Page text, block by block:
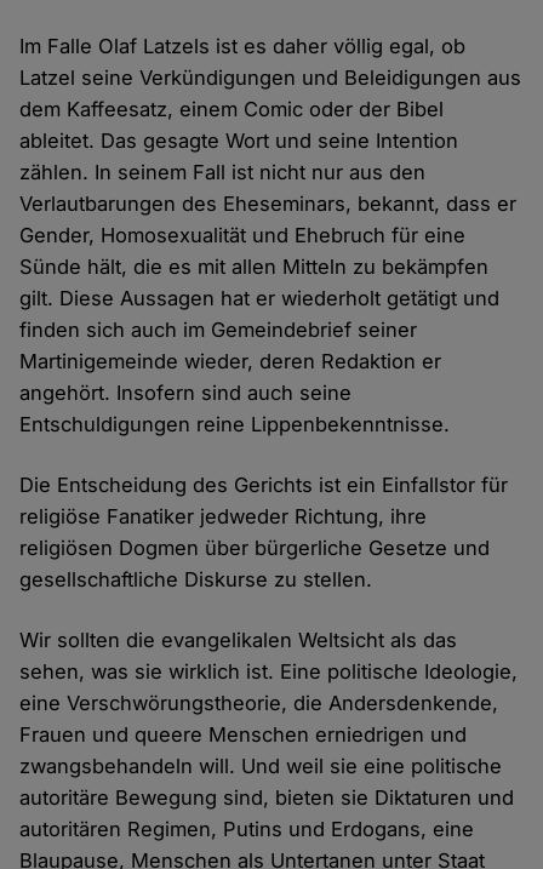
Im Falle Olaf Latzels ist es daher völlig egal, ob
Latzel seine Verkündigungen und Beleidigungen aus
dem Kaffeesatz, einem Comic oder der Bibel
ableitet. Das gesagte Wort und seine Intention
zählen. In seinem Fall ist nicht nur aus den
Verlautbarungen des Eheseminars, bekannt, dass er
Gender, Homosexualität und Ehebruch für eine
Sünde hält, die es mit allen Mitteln zu bekämpfen
gilt. Diese Aussagen hat er wiederholt getätigt und
finden sich auch im Gemeindebrief seiner
Martinigemeinde wieder, deren Redaktion er
angehört. Insofern sind auch seine
Entschuldigungen reine Lippenbekenntnisse.
Die Entscheidung des Gerichts ist ein Einfallstor für
religiöse Fanatiker jedweder Richtung, ihre
religiösen Dogmen über bürgerliche Gesetze und
gesellschaftliche Diskurse zu stellen.
Wir sollten die evangelikalen Weltsicht als das
sehen, was sie wirklich ist. Eine politische Ideologie,
eine Verschwörungstheorie, die Andersdenkende,
Frauen und queere Menschen erniedrigen und
zwangsbehandeln will. Und weil sie eine politische
autoritäre Bewegung sind, bieten sie Diktaturen und
autoritären Regimen, Putins und Erdogans, eine
Blaupause, Menschen als Untertanen unter Staat